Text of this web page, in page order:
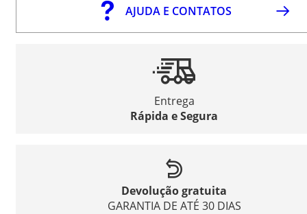
AJUDA E CONTATOS
Entrega
Rápida e Segura
Devolução gratuita
GARANTIA DE ATÉ 30 DIAS